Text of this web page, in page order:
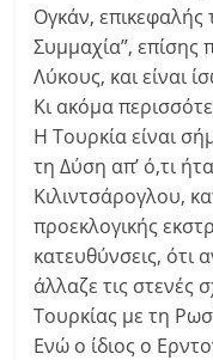
Ογκάν,
Συμμαχία”, επίσης
Λύκους, και είναι
Κι ακόμα
Η Τουρκία είναι
τη Δύση απ’ ό,τι
Κιλιντσάρογλου,
προεκλογικής
κατευθύνσεις, ότι
άλλαζε τις στενές
Τουρκίας με τη
Ενώ ο ίδιος ο